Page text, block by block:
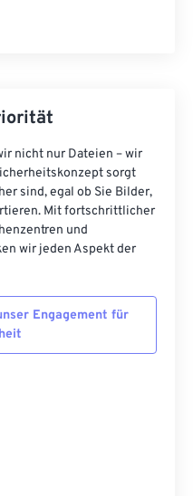
nicht nur Dateien – wir
sorgt
sind, egal ob Sie Bilder,
Mit fortschrittlicher
und
wir jeden Aspekt der
Engagement für